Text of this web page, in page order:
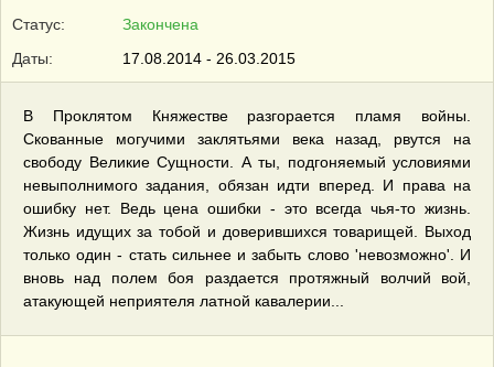
Статус:
Закончена
Даты:
17.08.2014 - 26.03.2015
В Проклятом Княжестве разгорается пламя войны.
Скованные могучими заклятьями века назад, рвутся на
свободу Великие Сущности. А ты, подгоняемый условиями
невыполнимого задания, обязан идти вперед. И права на
ошибку нет. Ведь цена ошибки - это всегда чья-то жизнь.
Жизнь идущих за тобой и доверившихся товарищей. Выход
только один - стать сильнее и забыть слово 'невозможно'. И
вновь над полем боя раздается протяжный волчий вой,
атакующей неприятеля латной кавалерии...